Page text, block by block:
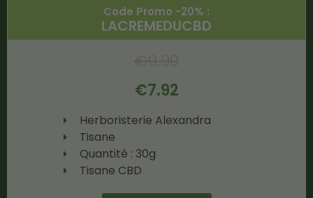
Code Promo -20% :
LACREMEDUCBD
€7.92
Herboristerie Alexandra
Tisane
Quantité : 30g
Tisane CBD